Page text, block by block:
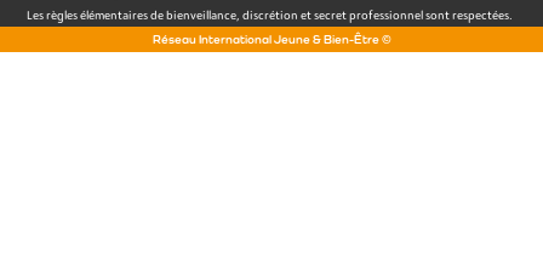
Les règles élémentaires de bienveillance, discrétion et secret professionnel sont respectées.
Réseau International Jeune & Bien-Être ©